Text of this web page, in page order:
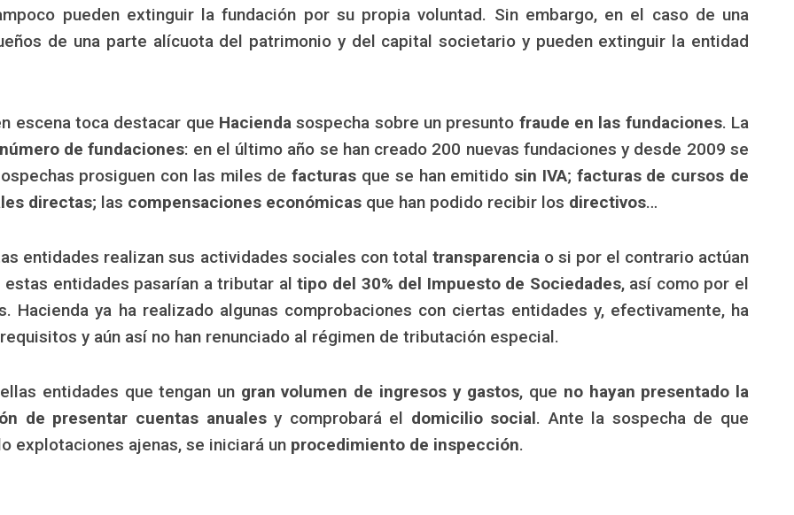
pueden extinguir la fundación por su propia voluntad. Sin embargo, en el caso de una
de una parte alícuota del patrimonio y del capital societario y pueden extinguir la entidad
escena toca destacar que Hacienda sospecha sobre un presunto fraude en las fundaciones. La
de fundaciones: en el último año se han creado 200 nuevas fundaciones y desde 2009 se
prosiguen con las miles defacturas que se han emitido sin IVA; facturas de cursos de
directas; las compensaciones económicas que han podido recibir los directivos…
entidades realizan sus actividades sociales con total transparenciao si por el contrario actúan
entidades pasarían a tributar altipo del 30% del Impuesto de Sociedades, así como por el
ya ha realizado algunas comprobaciones con ciertas entidades y, efectivamente, ha
y aún así no han renunciado al régimen de tributación especial.
entidades que tengan un gran volumen de ingresos y gastos, que no hayan presentado la
de presentar cuentas anualesy comprobará el domicilio social. Ante la sospecha de que
explotaciones ajenas, se iniciará un procedimiento de inspección.